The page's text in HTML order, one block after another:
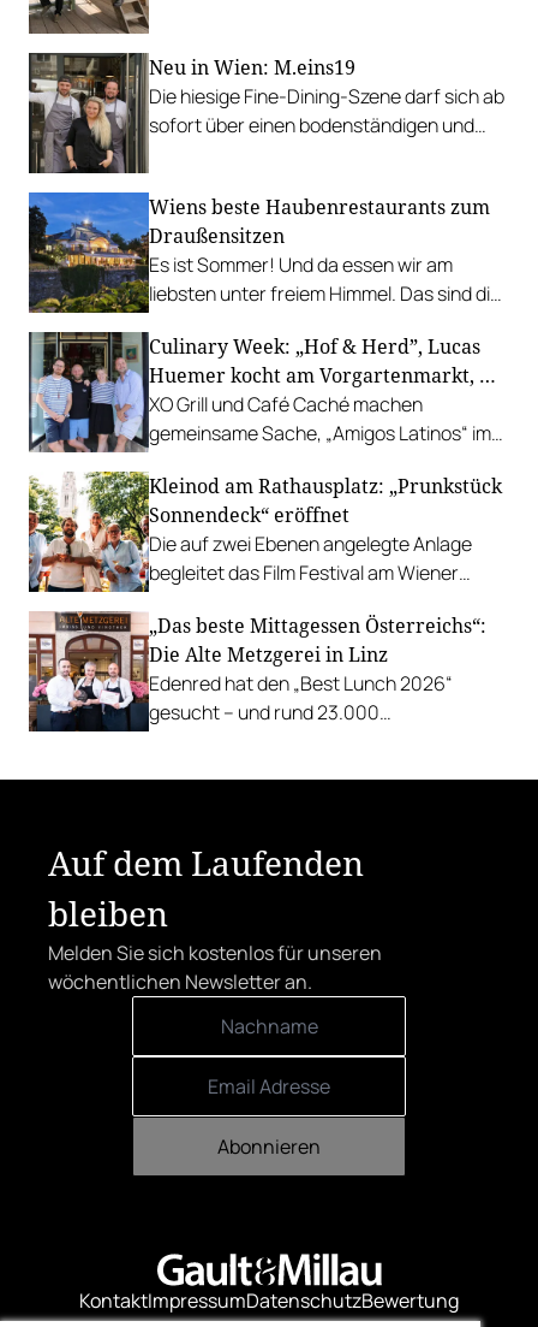
Neu in Wien: M.eins19
Die hiesige Fine-Dining-Szene darf sich ab
sofort über einen bodenständigen und
Wiens beste Haubenrestaurants zum
Draußensitzen
Es ist Sommer! Und da essen wir am
liebsten unter freiem Himmel. Das sind die
Gastgarten.
Culinary Week: „Hof & Herd”, Lucas
Huemer kocht am Vorgartenmarkt, …
XO Grill und Café Caché machen
gemeinsame Sache, „Amigos Latinos“ im
Richard Rauch kocht in der Riederalm
u.v.m.
Kleinod am Rathausplatz: „Prunkstück
Sonnendeck“ eröffnet
Die auf zwei Ebenen angelegte Anlage
begleitet das Film Festival am Wiener
mit Cocktails, Snacks und
Veranstaltungsprogramm.
„Das beste Mittagessen Österreichs“:
Die Alte Metzgerei in Linz
Edenred hat den „Best Lunch 2026“
gesucht – und rund 23.000
Auf dem Laufenden
bleiben
Melden Sie sich kostenlos für unseren
wöchentlichen Newsletter an.
Abonnieren
KontaktImpressumDatenschutzBewertung